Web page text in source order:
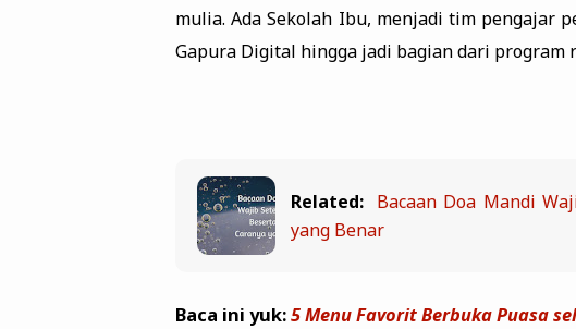
mulia. Ada Sekolah Ibu, menjadi tim pengajar
Gapura Digital hingga jadi bagian dari program
Related: Bacaan Doa Mandi
yang Benar
Baca ini yuk:5 Menu Favorit Berbuka Puasa